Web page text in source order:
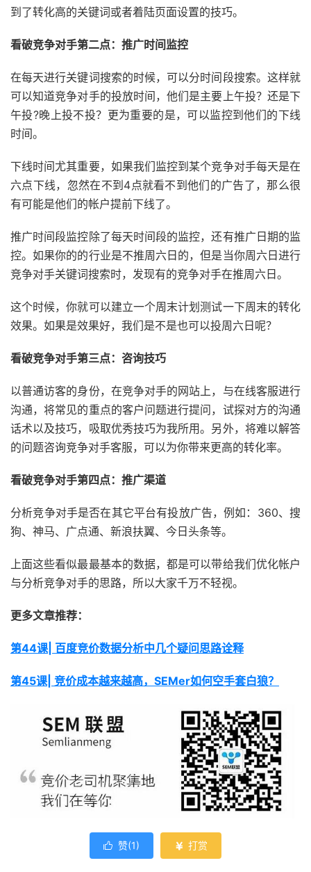
到了转化高的关键词或者着陆页面设置的技巧。
看破竞争对手第二点：推广时间监控
在每天进行关键词搜索的时候，可以分时间段搜索。这样就
可以知道竞争对手的投放时间，他们是主要上午投？还是下
午投?晚上投不投？更为重要的是，可以监控到他们的下线
时间。
下线时间尤其重要，如果我们监控到某个竞争对手每天是在
六点下线，忽然在不到4点就看不到他们的广告了，那么很
有可能是他们的帐户提前下线了。
推广时间段监控除了每天时间段的监控，还有推广日期的监
控。如果你的的行业是不推周六日的，但是当你周六日进行
竞争对手关键词搜索时，发现有的竞争对手在推周六日。
这个时候，你就可以建立一个周末计划测试一下周末的转化
效果。如果是效果好，我们是不是也可以投周六日呢？
看破竞争对手第三点：咨询技巧
以普通访客的身份，在竞争对手的网站上，与在线客服进行
沟通，将常见的重点的客户问题进行提问，试探对方的沟通
话术以及技巧，吸取优秀技巧为我所用。另外，将难以解答
的问题咨询竞争对手客服，可以为你带来更高的转化率。
看破竞争对手第四点：推广渠道
分析竞争对手是否在其它平台有投放广告，例如：360、搜
狗、神马、广点通、新浪扶翼、今日头条等。
上面这些看似最最基本的数据，都是可以带给我们优化帐户
与分析竞争对手的思路，所以大家千万不轻视。
更多文章推荐：
第44课| 百度竞价数据分析中几个疑问思路诠释
第45课| 竞价成本越来越高，SEMer如何空手套白狼？
 赞(1)  打赏